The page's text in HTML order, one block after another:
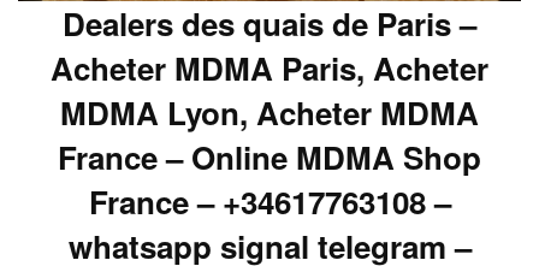
Dealers des quais de Paris –
Acheter MDMA Paris, Acheter
MDMA Lyon, Acheter MDMA
France – Online MDMA Shop
France – +34617763108 –
whatsapp signal telegram –